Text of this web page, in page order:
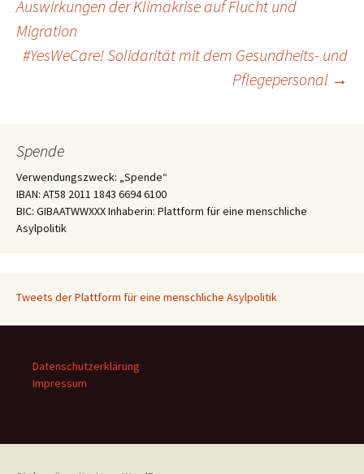
Auswirkungen der Klimakrise auf Flucht und
Migration
#YesWeCare! Solidarität mit dem Gesundheits- und
Pflegepersonal →
Spende
Verwendungszweck: „Spende“
IBAN: AT58 2011 1843 6694 6100
BIC: GIBAATWWXXX Inhaberin: Plattform für eine menschliche
Asylpolitik
Tweets der Plattform für eine menschliche Asylpolitik
Datenschutzerklärung
Impressum